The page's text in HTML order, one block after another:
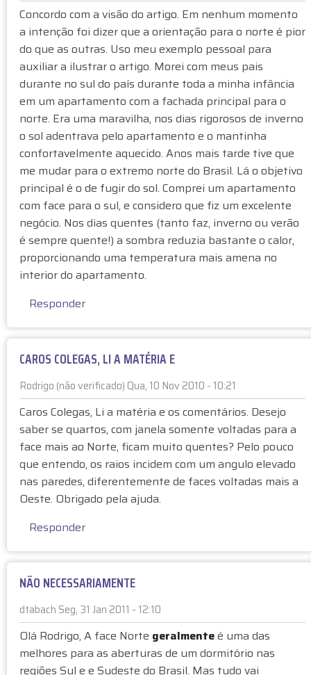
d
)
i
(
n
ã
o
v
e
r
i
f
i
a
d
o
)
i
f
i
c
a
i
s
s
o
?
r
B
a
r
r
e
(
n
ã
v
e
r
i
f
i
c
a
)
Concordo com a visão do artigo. Em nenhum momento
a intenção foi dizer que a orientação para o norte é pior
do que as outras. Uso meu exemplo pessoal para
auxiliar a ilustrar o artigo. Morei com meus pais
durante no sul do país durante toda a minha infância
em um apartamento com a fachada principal para o
norte. Era uma maravilha, nos dias rigorosos de inverno
o sol adentrava pelo apartamento e o mantinha
confortavelmente aquecido. Anos mais tarde tive que
me mudar para o extremo norte do Brasil. Lá o objetivo
principal é o de fugir do sol. Comprei um apartamento
com face para o sul, e considero que fiz um excelente
negócio. Nos dias quentes (tanto faz, inverno ou verão
é sempre quente!) a sombra reduzia bastante o calor,
proporcionando uma temperatura mais amena no
interior do apartamento.
Responder
CAROS COLEGAS, LI A MATÉRIA E
Rodrigo (não verificado) Qua, 10 Nov 2010 - 10:21
Caros Colegas, Li a matéria e os comentários. Desejo
saber se quartos, com janela somente voltadas para a
face mais ao Norte, ficam muito quentes? Pelo pouco
que entendo, os raios incidem com um angulo elevado
nas paredes, diferentemente de faces voltadas mais a
Oeste. Obrigado pela ajuda.
Responder
NÃO NECESSARIAMENTE
dtabach Seg, 31 Jan 2011 - 12:10
E
m
r
Olá Rodrigo, A face Norte geralmenteé uma das
melhores para as aberturas de um dormitório nas
regiões Sul e e Sudeste do Brasil. Mas tudo vai